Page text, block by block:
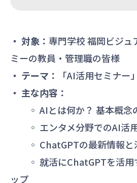
・ 対象： 専門学校 福岡ビジュ
ミーの教員・管理職の皆様
・ テーマ：
「AI活用セミナー」
・ 主な内容：
◦ AIとは何か？ 基本概念
◦ エンタメ分野でのAI活
◦ ChatGPTの最新情報と
◦ 就活にChatGPTを活用
ップ